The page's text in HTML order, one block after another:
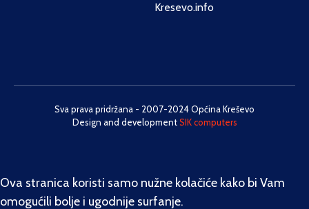
Kresevo.info
Sva prava pridržana - 2007-2024 Općina Kreševo
Design and developmentSIK computers
Ova stranica koristi samo nužne kolačiće kako bi Vam
omogućili bolje i ugodnije surfanje.